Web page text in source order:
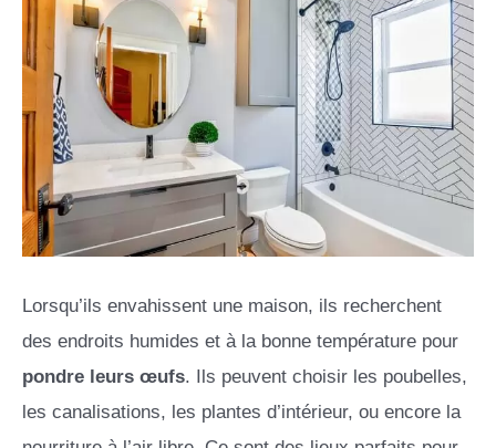
Lorsqu’ils envahissent une maison, ils recherchent
des endroits humides et à la bonne température pour
pondre leurs œufs. Ils peuvent choisir les poubelles,
les canalisations, les plantes d’intérieur, ou encore la